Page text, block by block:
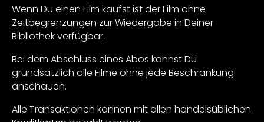
Wenn Du einen Film kaufst ist der Film ohne
Zeitbegrenzungen zur Wiedergabe in Deiner
Bibliothek verfügbar.
Bei dem Abschluss eines Abos kannst Du
grundsätzlich alle Filme ohne jede Beschränkung
anschauen.
Alle Transaktionen können mit allen handelsüblichen